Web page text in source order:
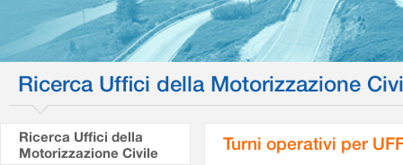
Ricerca Uffici della Motorizzazione
Ricerca Uffici della
Motorizzazione Civile
Turni operativi per